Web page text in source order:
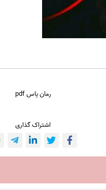
رمان یاس pdf
اشتراک گذاری